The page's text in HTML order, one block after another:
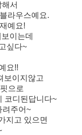
서
라우스예요.
예요!
이는데
싶다~
요!!
보이지않고
으로
코디된답니다~
려주어~
지고 있으면